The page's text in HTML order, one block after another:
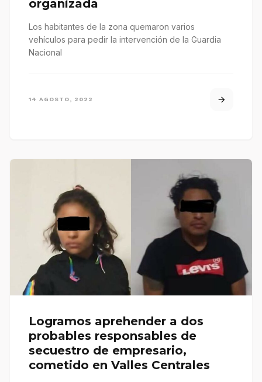
organizada
Los habitantes de la zona quemaron varios
vehículos para pedir la intervención de la Guardia
Nacional
14 AGOSTO, 2022
Logramos aprehender a dos
probables responsables de
secuestro de empresario,
cometido en Valles Centrales